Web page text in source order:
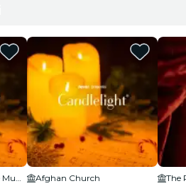
The Royal Opera House Mumbai
Afghan Church